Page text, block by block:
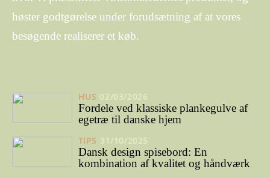
høster godtgørelse under forudsætning af at vores
besøgende realiserer et køb.
HUS 02/03/2026
Fordele ved klassiske plankegulve af
egetræ til danske hjem
TIPS 31/10/2025
Dansk design spisebord: En
kombination af kvalitet og håndværk